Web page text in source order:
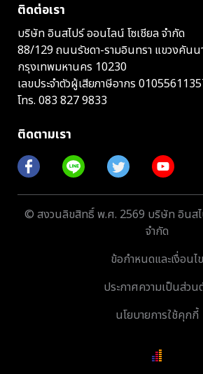
ติดต่อเรา
บริษัท อินสไปร์ ออนไลน์ โซเชียล จำกัด
88/129 ถนนรัชดา-รามอินทรา แขวงคันน
กรุงเทพมหานคร 10230
เลขประจำตัวผู้เสียภาษีอากร
โทร. 083 827 9833
ติดตามเรา
© สงวนลิขสิทธิ์ พ.ศ. 2569 บริษัท อินสไ
จำกัด
ข้อกำหนดและเงื่อนไข
ประกาศความเป็นส่วน
นโยบายการใช้คุกกี้